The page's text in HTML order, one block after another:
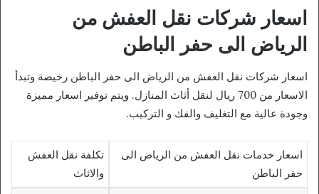
اسعار شركات نقل العفش من
الرياض الى حفر الباطن
اسعار شركات نقل العفش من الرياض الى حفر الباطن رخيصة وتبدأ
الاسعار من 700 ريال لنقل أثاث المنازل. ويتم توفير اسعار مميزة
وجودة عالية مع التغليف والفك و التركيب.
اسعار خدمات نقل العفش من الرياض الى
حفر الباطن
تكلفة نقل العفش
والاثاث